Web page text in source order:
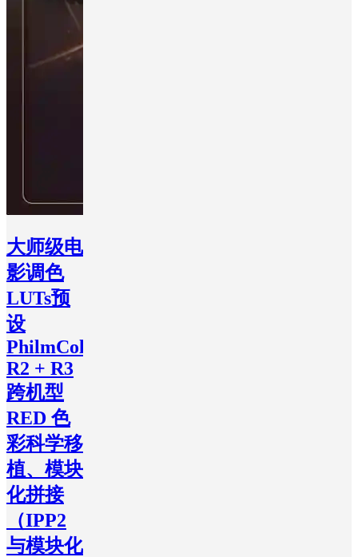
大师级电
影调色
LUTs预
设
PhilmColor
R2 + R3
跨机型
RED 色
彩科学移
植、模块
化拼接
（IPP2
与模块化